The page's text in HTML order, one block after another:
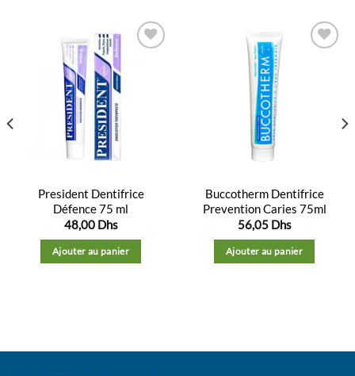
President Dentifrice
Défence 75 ml
48,00 Dhs
Ajouter au panier
Buccotherm Dentifrice
Prevention Caries 75ml
56,05 Dhs
Ajouter au panier